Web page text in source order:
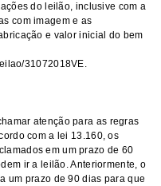
do leilão, inclusive com a
com imagem e as
e valor inicial do bem
31072018VE.
atenção para as regras
com a lei 13.160, os
em um prazo de 60
ir a leilão. Anteriormente, o
um prazo de 90 dias para que